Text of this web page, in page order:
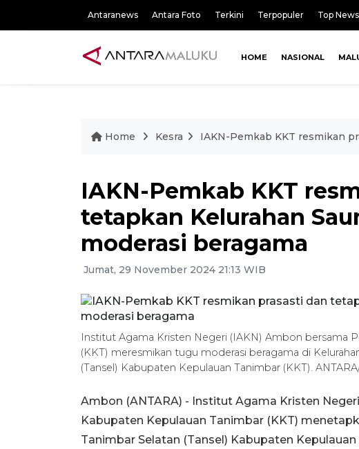
Antaranews Antara Foto Terkini Terpopuler Top News
HOME NASIONAL
Home Kesra IAKN-Pemkab KKT resmikan
IAKN-Pemkab KKT
tetapkan Kelurahan
moderasi beragama
Jumat, 29 November 2024 21:13 WIB
Institut Agama Kristen Negeri (IAKN) Ambon bersama
(KKT) meresmikan tugu moderasi beragama di
(Tansel) Kabupaten Kepulauan Tanimbar (KKT).
Ambon (ANTARA) - Institut Agama Kristen
Kabupaten Kepulauan Tanimbar (KKT)
Tanimbar Selatan (Tansel) Kabupaten